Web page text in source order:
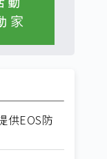
供EOS防